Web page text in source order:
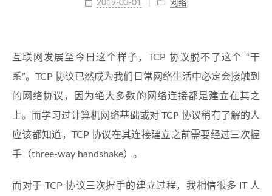
2019-03-01 网络
互联网发展至今日这个样子，TCP 协议脱不了这个 “干
系”。TCP 协议已然成为我们日常网络生活中必定会接触到
的网络协议，因为绝大多数的网络连接都是建立在其之
上。而学习过计算机网络基础或对 TCP 协议稍有了解的人
应该都知道，TCP 协议在其连接建立之前需要经过三次握
手（three-way handshake）。
而对于 TCP 协议三次握手的建立过程，我相信很多 IT 人